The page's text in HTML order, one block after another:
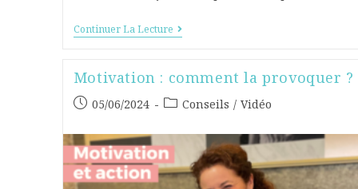
Continuer La Lecture
Motivation : comment la provoquer ?
05/06/2024 Conseils / Vidéo